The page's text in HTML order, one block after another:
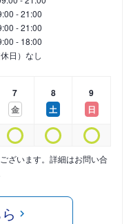
- 21:00
- 21:00
- 18:00
休日）なし
7
金
8
土
9
日
ざいます。詳細はお問い合